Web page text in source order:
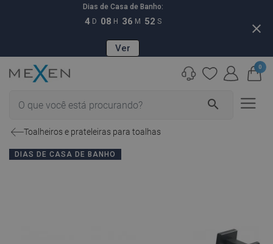
Dias de Casa de Banho:
4 D 08 H 36 M 51 S
Ver
close
search
0
Toalheiros e prateleiras para toalhas
DIAS DE CASA DE BANHO